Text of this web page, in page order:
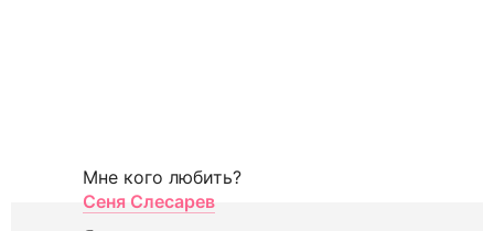
Мне кого любить?
Сеня Слесарев